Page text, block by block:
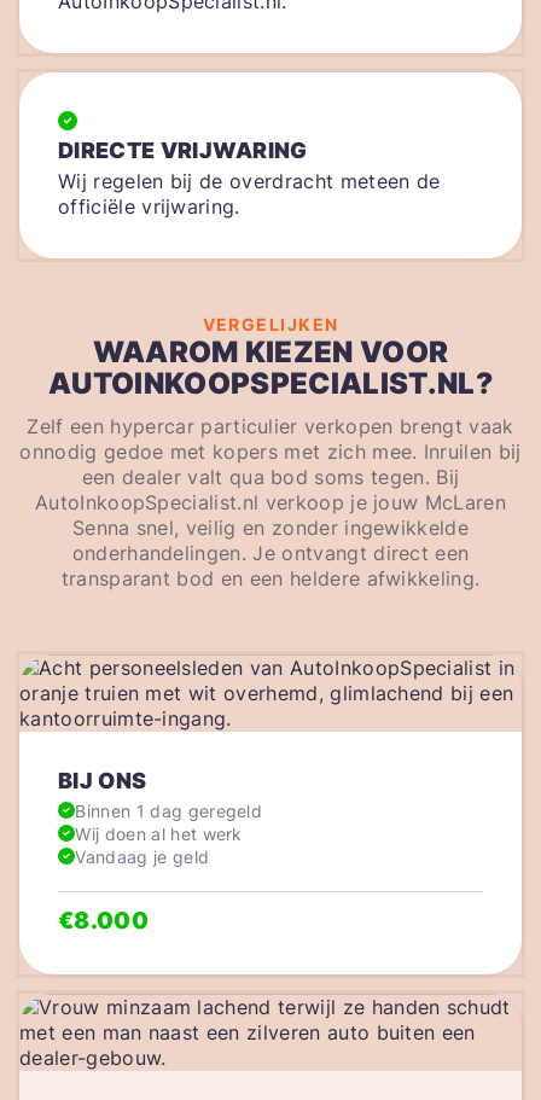
DIRECTE VRIJWARING
Wij regelen bij de overdracht meteen de
officiële vrijwaring.
VERGELIJKEN
WAAROM KIEZEN VOOR
AUTOINKOOPSPECIALIST.NL?
Zelf een hypercar particulier verkopen brengt vaak
onnodig gedoe met kopers met zich mee. Inruilen bij
een dealer valt qua bod soms tegen. Bij
AutoInkoopSpecialist.nl verkoop je jouw McLaren
Senna snel, veilig en zonder ingewikkelde
onderhandelingen. Je ontvangt direct een
transparant bod en een heldere afwikkeling.
BIJ ONS
Binnen 1 dag geregeld
Wij doen al het werk
Vandaag je geld
€8.000